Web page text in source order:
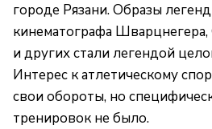
городе Рязани. Образы
кинематографа
и других стали легендой
Интерес к атлетическому
свои обороты, но
тренировок не было.